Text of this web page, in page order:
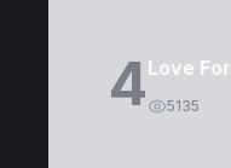
4Love
5135